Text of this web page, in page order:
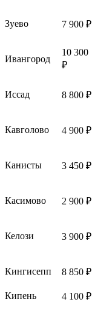
Зуево 7 900 ₽
Ивангород
10 300
₽
Иссад 8 800 ₽
Кавголово 4 900 ₽
Канисты 3 450 ₽
Касимово 2 900 ₽
Келози 3 900 ₽
Кингисепп 8 850 ₽
Кипень
4 100 ₽